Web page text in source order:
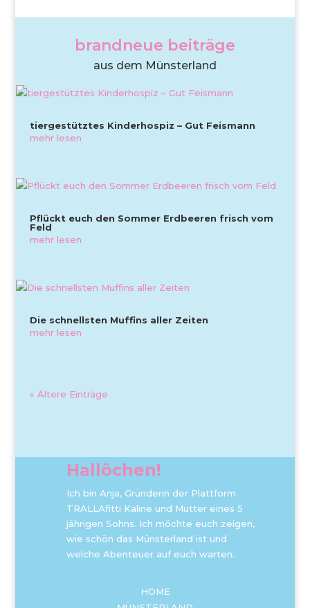
brandneue beiträge
aus dem Münsterland
tiergestütztes Kinderhospiz – Gut Feismann
mehr lesen
Pflückt euch den Sommer Erdbeeren frisch vom
Feld
mehr lesen
Die schnellsten Muffins aller Zeiten
mehr lesen
« Ältere Einträge
Hallöchen!
Ich bin Anja, Gründerin der Plattform
TRALLAfitti Kaline und Mutter eines 5
jährigen Sohns. Ich möchte euch zeigen,
wie schön das Münsterland ist und
welche Abenteuer auf euch warten.
HOME